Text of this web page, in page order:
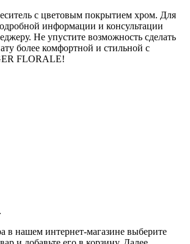
с цветовым покрытием хром. Для
информации и консультации
Не упустите возможность сделать
более комфортной и стильной с
FLORALE!
в нашем интернет-магазине выберите